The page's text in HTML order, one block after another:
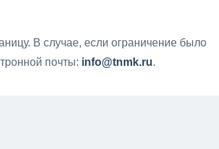
В случае, если ограничение было
почты: info@tnmk.ru.